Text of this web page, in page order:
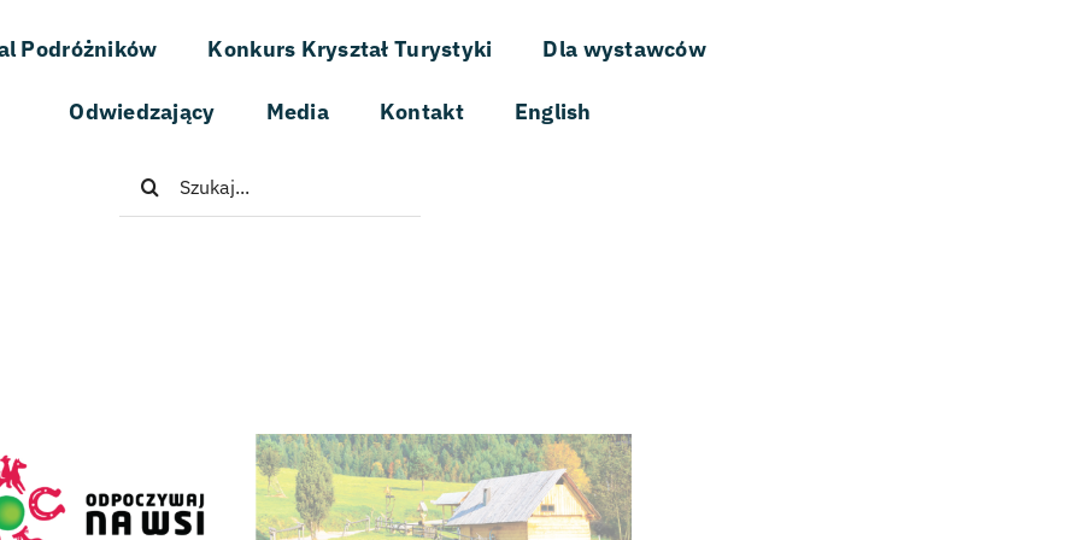
Podróżników Konkurs Kryształ Turystyki Dla wystawców
Odwiedzający Media Kontakt English
Szukaj